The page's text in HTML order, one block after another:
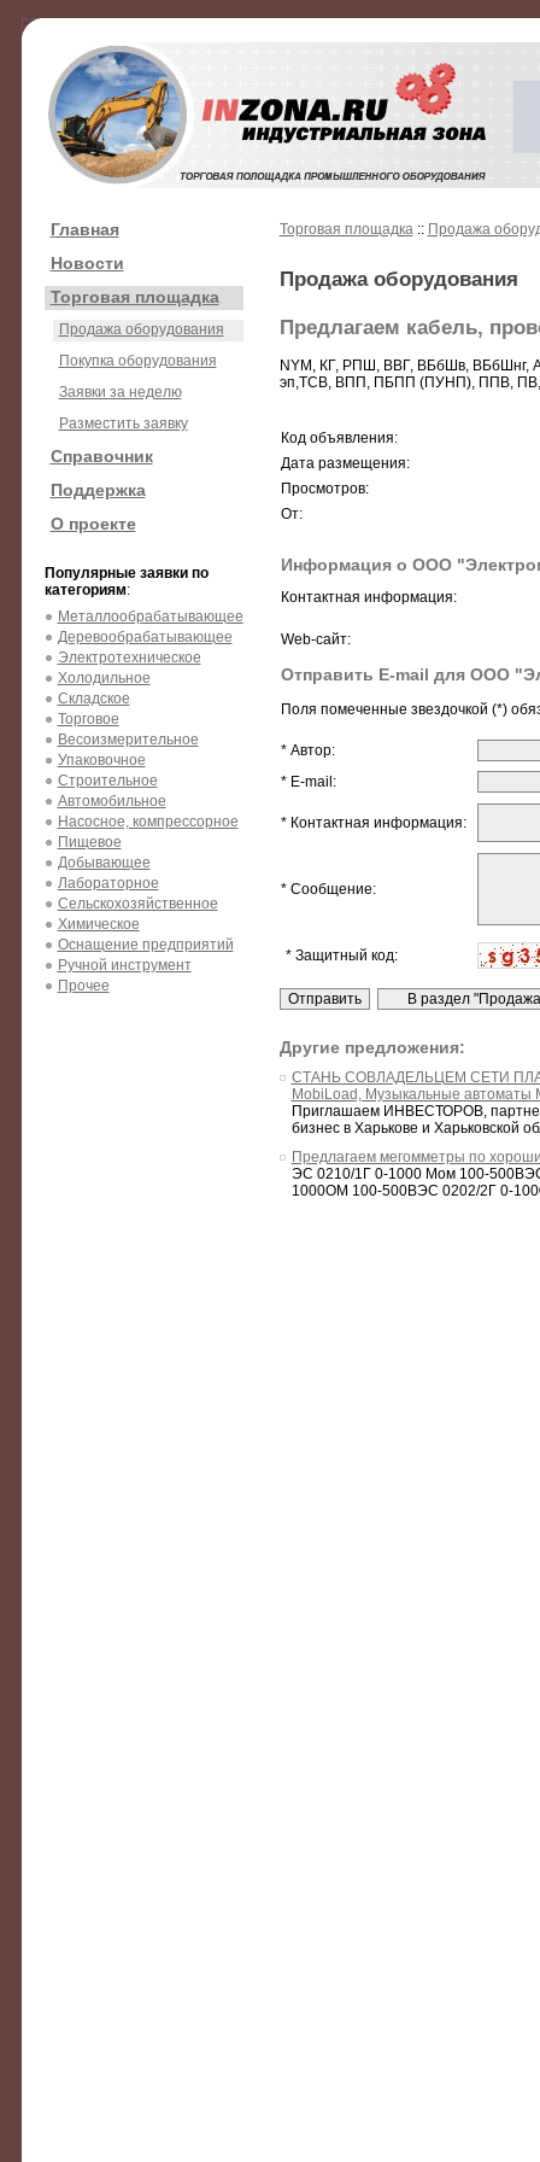
Главная
Новости
Торговая площадка
Продажа оборудования
Покупка оборудования
Заявки за неделю
Разместить заявку
Справочник
Поддержка
О проекте
Популярные заявки по
категориям:
Металлообрабатывающее
Деревообрабатывающее
Электротехническое
Холодильное
Складское
Торговое
Весоизмерительное
Упаковочное
Строительное
Автомобильное
Насосное, компрессорное
Пищевое
Добывающее
Лабораторное
Сельскохозяйственное
Химическое
Оснащение предприятий
Ручной инструмент
Прочее
Торговая площадка:: Продажа
Продажа оборудования
Предлагаем кабель,
NYM, КГ, РПШ, ВВГ, ВБбШв,
эп,ТСВ, ВПП, ПБПП (ПУНП), ППВ,
Код объявления:
Дата размещения:
Просмотров:
От:
Информация о ООО
Контактная информация:
Web-сайт:
Отправить E-mail для ООО
Поля помеченные звездочкой (*)
* Автор:
* E-mail:
* Контактная информация:
* Сообщение:
* Защитный код:
Другие предложения:
СТАНЬ СОВЛАДЕЛЬЦЕМ СЕТИ
MobiLoad, Музыкальные автоматы
Приглашаем ИНВЕСТОРОВ,
бизнес в Харькове и Харьковской
Предлагаем мегомметры по
ЭС 0210/1Г 0-1000 Мом 100-
1000ОМ 100-500ВЭС 0202/2Г 0-